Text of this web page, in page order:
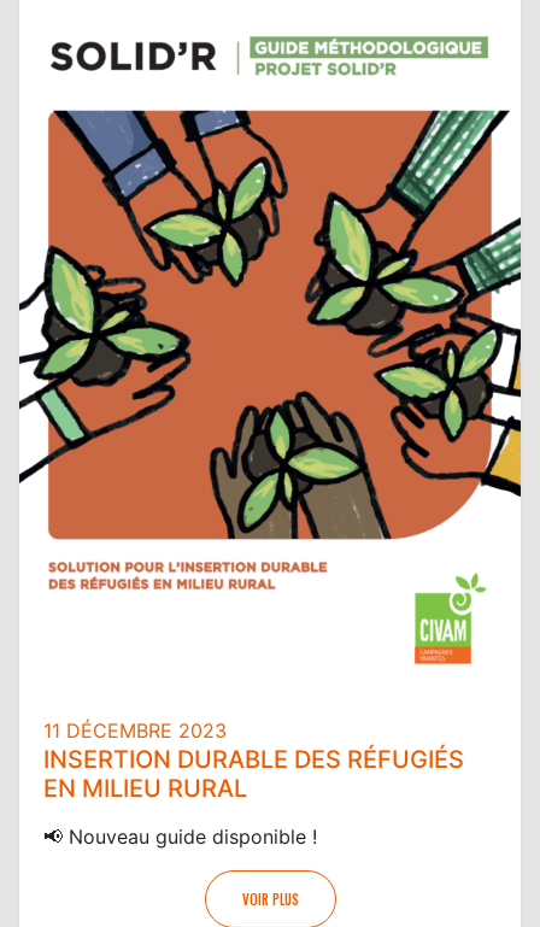
11 DÉCEMBRE 2023
INSERTION DURABLE DES RÉFUGIÉS
EN MILIEU RURAL
📢 Nouveau guide disponible !
VOIR PLUS